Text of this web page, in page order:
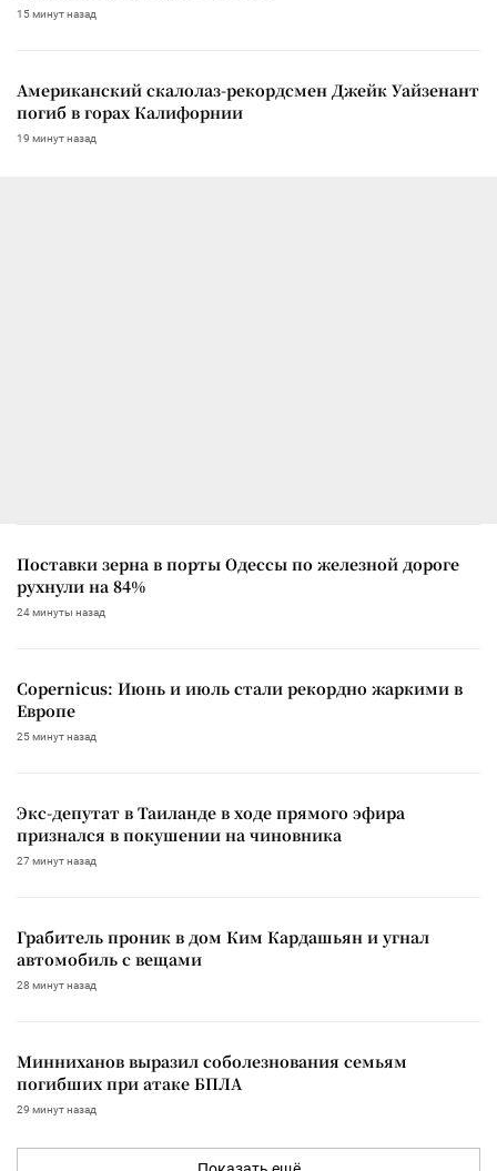
15 минут назад
Американский скалолаз-рекордсмен Джейк Уайзенант
погиб в горах Калифорнии
19 минут назад
Поставки зерна в порты Одессы по железной дороге
рухнули на 84%
24 минуты назад
Copernicus: Июнь и июль стали рекордно жаркими в
Европе
25 минут назад
Экс-депутат в Таиланде в ходе прямого эфира
признался в покушении на чиновника
27 минут назад
Грабитель проник в дом Ким Кардашьян и угнал
автомобиль с вещами
28 минут назад
Минниханов выразил соболезнования семьям
погибших при атаке БПЛА
29 минут назад